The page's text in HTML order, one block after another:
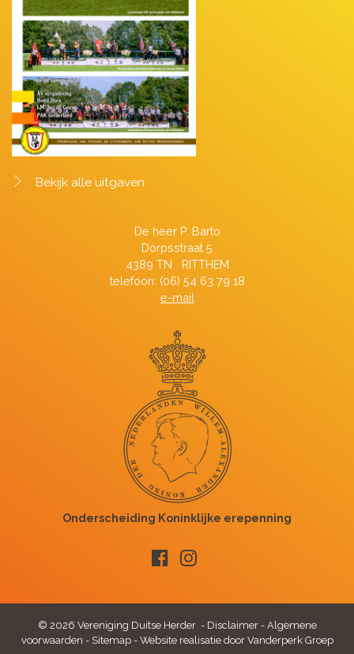
Bekijk alle uitgaven
De heer P. Barto
Dorpsstraat 5
4389 TN RITTHEM
telefoon: (06) 54 63 79 18
e-mail
© 2026 Vereniging Duitse Herder - Disclaimer- Algemene
voorwaarden - Sitemap- Website realisatie door Vanderperk Groep